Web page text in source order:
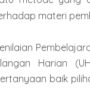
materi
Harian
baik